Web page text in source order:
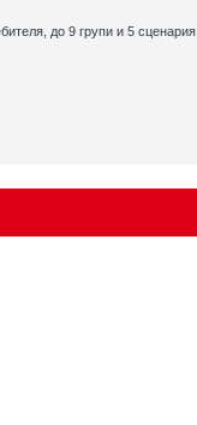
до 9 групи и 5 сценария